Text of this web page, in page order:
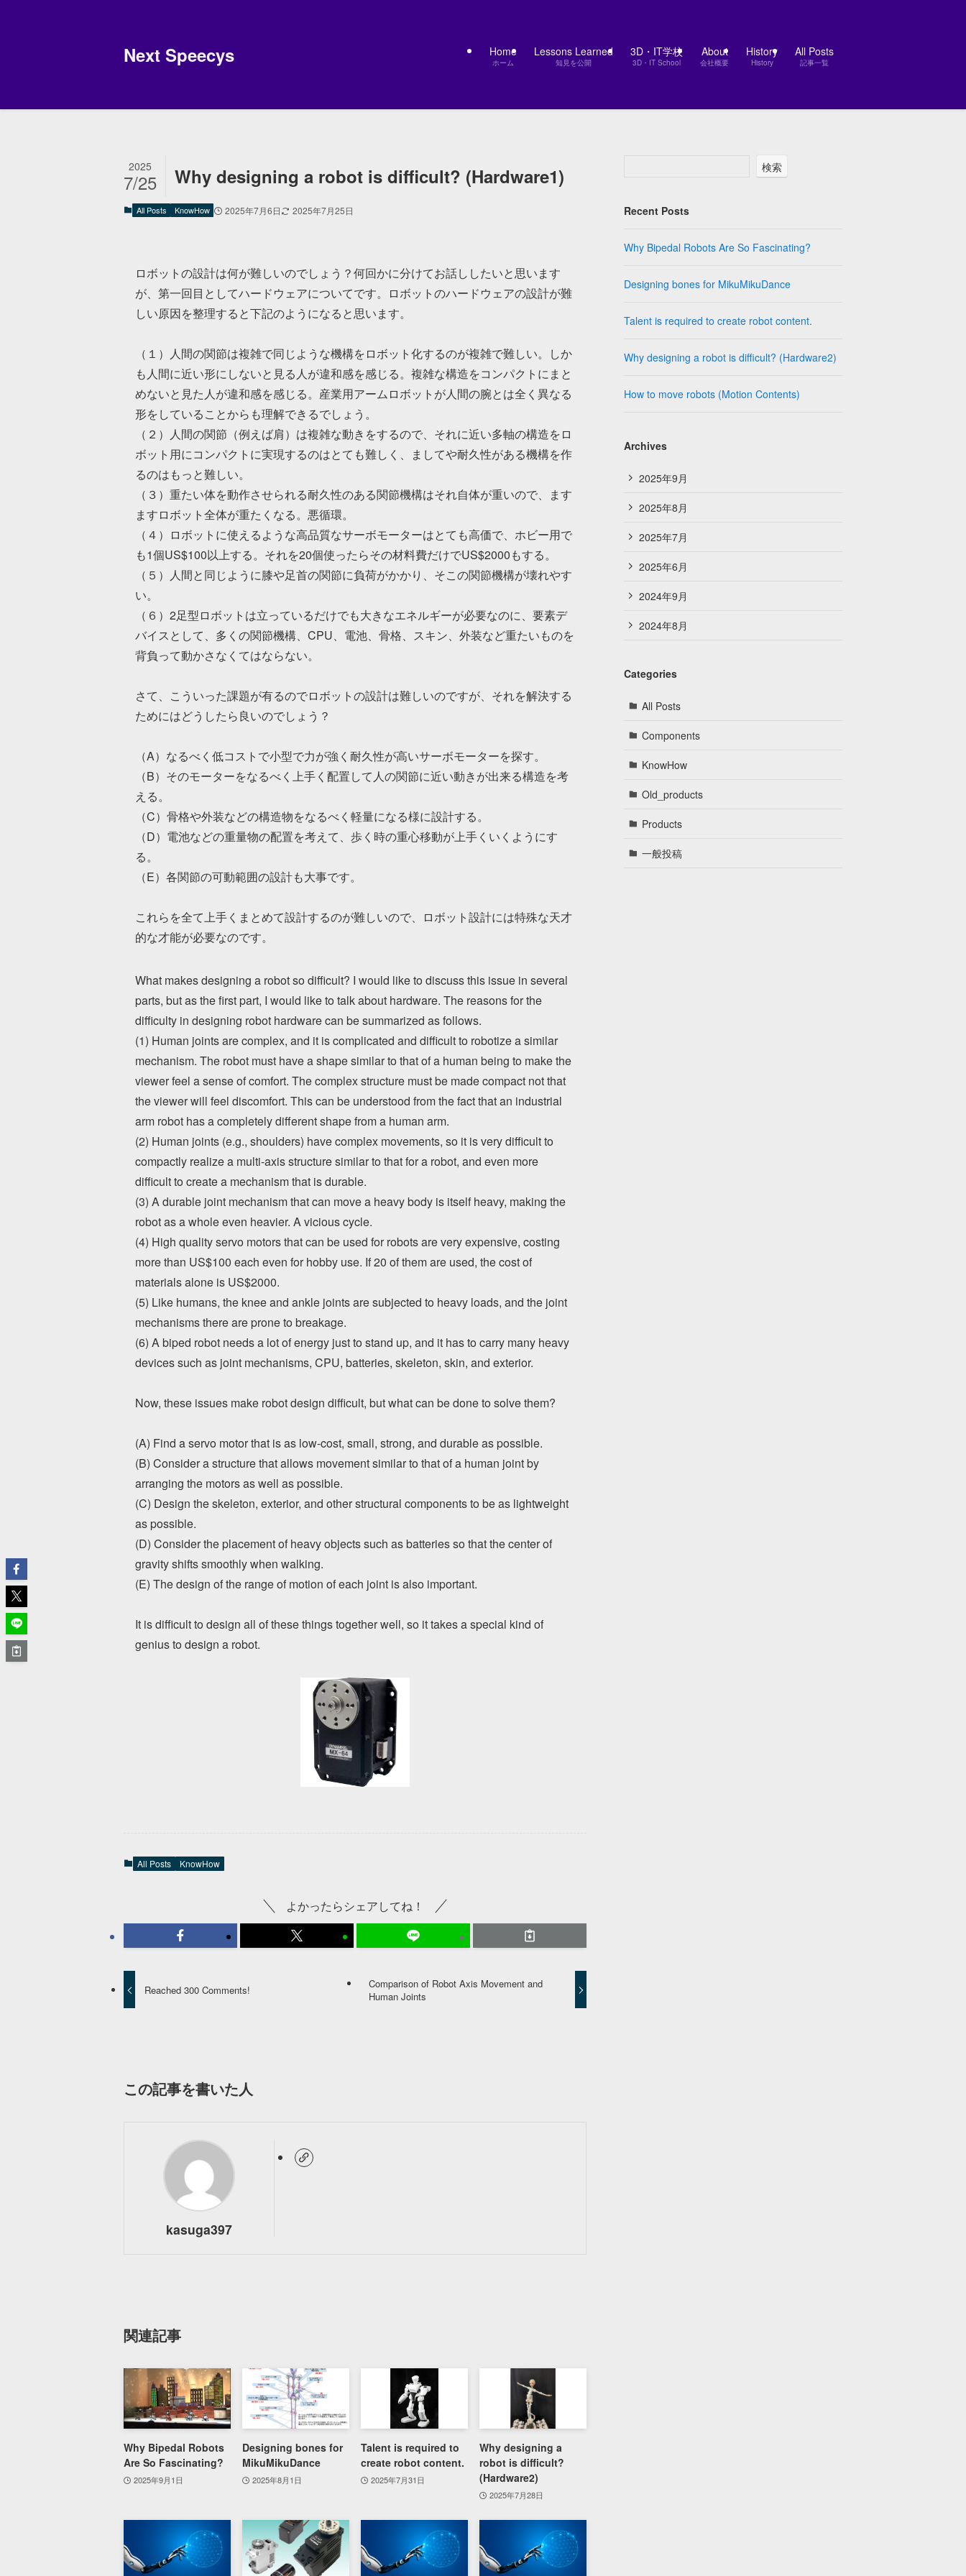
Next Speecys Home
ホーム
Lessons Learned
知見を公開
3D・IT学校
3D・IT School
About
会社概要
History
History
All Posts
記事一覧
Why designing a robot is difficult? (Hardware1)
2025
7/25
All Posts KnowHow 2025年7月6日 2025年7月25日
ロボットの設計は何が難しいのでしょう？何回かに分けてお話ししたいと思います
が、第一回目としてハードウェアについてです。ロボットのハードウェアの設計が難
しい原因を整理すると下記のようになると思います。
（１）人間の関節は複雑で同じような機構をロボット化するのが複雑で難しい。しか
も人間に近い形にしないと見る人が違和感を感じる。複雑な構造をコンパクトにまと
めないと見た人が違和感を感じる。産業用アームロボットが人間の腕とは全く異なる
形をしていることからも理解できるでしょう。
（２）人間の関節（例えば肩）は複雑な動きをするので、それに近い多軸の構造をロ
ボット用にコンパクトに実現するのはとても難しく、ましてや耐久性がある機構を作
るのはもっと難しい。
（３）重たい体を動作させられる耐久性のある関節機構はそれ自体が重いので、ます
ますロボット全体が重たくなる。悪循環。
（４）ロボットに使えるような高品質なサーボモーターはとても高価で、ホビー用で
も1個US$100以上する。それを20個使ったらその材料費だけでUS$2000もする。
（５）人間と同じように膝や足首の関節に負荷がかかり、そこの関節機構が壊れやす
い。
（６）2足型ロボットは立っているだけでも大きなエネルギーが必要なのに、要素デ
バイスとして、多くの関節機構、CPU、電池、骨格、スキン、外装など重たいものを
背負って動かさなくてはならない。
さて、こういった課題が有るのでロボットの設計は難しいのですが、それを解決する
ためにはどうしたら良いのでしょう？
（A）なるべく低コストで小型で力が強く耐久性が高いサーボモーターを探す。
（B）そのモーターをなるべく上手く配置して人の関節に近い動きが出来る構造を考
える。
（C）骨格や外装などの構造物をなるべく軽量になる様に設計する。
（D）電池などの重量物の配置を考えて、歩く時の重心移動が上手くいくようにす
る。
（E）各関節の可動範囲の設計も大事です。
これらを全て上手くまとめて設計するのが難しいので、ロボット設計には特殊な天才
的な才能が必要なのです。
What makes designing a robot so difficult? I would like to discuss this issue in several
parts, but as the first part, I would like to talk about hardware. The reasons for the
difficulty in designing robot hardware can be summarized as follows.
(1) Human joints are complex, and it is complicated and difficult to robotize a similar
mechanism. The robot must have a shape similar to that of a human being to make the
viewer feel a sense of comfort. The complex structure must be made compact not that
the viewer will feel discomfort. This can be understood from the fact that an industrial
arm robot has a completely different shape from a human arm.
(2) Human joints (e.g., shoulders) have complex movements, so it is very difficult to
compactly realize a multi-axis structure similar to that for a robot, and even more
difficult to create a mechanism that is durable.
(3) A durable joint mechanism that can move a heavy body is itself heavy, making the
robot as a whole even heavier. A vicious cycle.
(4) High quality servo motors that can be used for robots are very expensive, costing
more than US$100 each even for hobby use. If 20 of them are used, the cost of
materials alone is US$2000.
(5) Like humans, the knee and ankle joints are subjected to heavy loads, and the joint
mechanisms there are prone to breakage.
(6) A biped robot needs a lot of energy just to stand up, and it has to carry many heavy
devices such as joint mechanisms, CPU, batteries, skeleton, skin, and exterior.
Now, these issues make robot design difficult, but what can be done to solve them?
(A) Find a servo motor that is as low-cost, small, strong, and durable as possible.
(B) Consider a structure that allows movement similar to that of a human joint by
arranging the motors as well as possible.
(C) Design the skeleton, exterior, and other structural components to be as lightweight
as possible.
(D) Consider the placement of heavy objects such as batteries so that the center of
gravity shifts smoothly when walking.
(E) The design of the range of motion of each joint is also important.
It is difficult to design all of these things together well, so it takes a special kind of
genius to design a robot.
All Posts KnowHow
よかったらシェアしてね！
Reached 300 Comments!
Comparison of Robot Axis Movement and
Human Joints
この記事を書いた人
kasuga397
関連記事
Why Bipedal Robots
Are So Fascinating?
2025年9月1日
Designing bones for
MikuMikuDance
2025年8月1日
Talent is required to
create robot content.
2025年7月31日
Why designing a
robot is difficult?
(Hardware2)
2025年7月28日
検索
Recent Posts
Why Bipedal Robots Are So Fascinating?
Designing bones for MikuMikuDance
Talent is required to create robot content.
Why designing a robot is difficult? (Hardware2)
How to move robots (Motion Contents)
Archives
2025年9月
2025年8月
2025年7月
2025年6月
2024年9月
2024年8月
Categories
All Posts
Components
KnowHow
Old_products
Products
一般投稿